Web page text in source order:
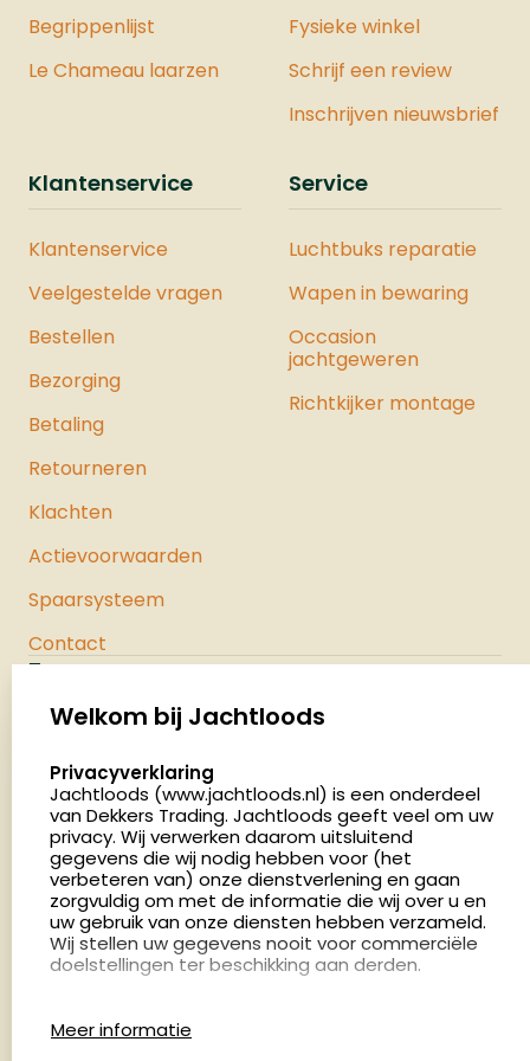
accessoires.Ballistol is dé alles-in-één
betrouwbare bescherming, smering en
verzorging, zowel binnen als buiten.
Begrippenlijst
Le Chameau laarzen
Fysieke winkel
Schrijf een review
Inschrijven nieuwsbrief
Klantenservice
Klantenservice
Veelgestelde vragen
Bestellen
Bezorging
Betaling
Retourneren
Klachten
Actievoorwaarden
Spaarsysteem
Contact
Service
Luchtbuks reparatie
Wapen in bewaring
Occasion
jachtgeweren
Richtkijker montage
Palenrij 1
Nederland
4.8
2879 beoordelingen
Openingstijden
Dinsdag en donderdag: 13:00 - 17:00 én 18:00 - 21:00
uur
Afspraak maken
Welkom bij Jachtloods
select language
Privacyverklaring
Jachtloods (www.jachtloods.nl) is een onderdeel
van Dekkers Trading. Jachtloods geeft veel om uw
privacy. Wij verwerken daarom uitsluitend
gegevens die wij nodig hebben voor (het
verbeteren van) onze dienstverlening en gaan
zorgvuldig om met de informatie die wij over u en
uw gebruik van onze diensten hebben verzameld.
Wij stellen uw gegevens nooit voor commerciële
doelstellingen ter beschikking aan derden.
Meer informatie